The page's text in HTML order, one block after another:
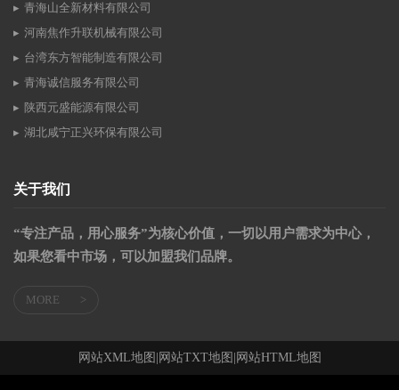
青海山全新材料有限公司
河南焦作升联机械有限公司
台湾东方智能制造有限公司
青海诚信服务有限公司
陕西元盛能源有限公司
湖北咸宁正兴环保有限公司
关于我们
“专注产品，用心服务”为核心价值，一切以用户需求为中心，
如果您看中市场，可以加盟我们品牌。
MORE >
网站XML地图 网站TXT地图 网站HTML地图